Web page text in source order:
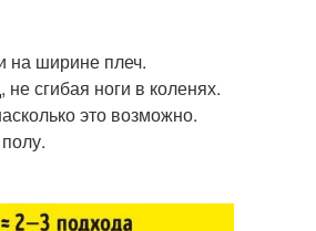
на ширине плеч.
сгибая ноги в коленях.
это возможно.